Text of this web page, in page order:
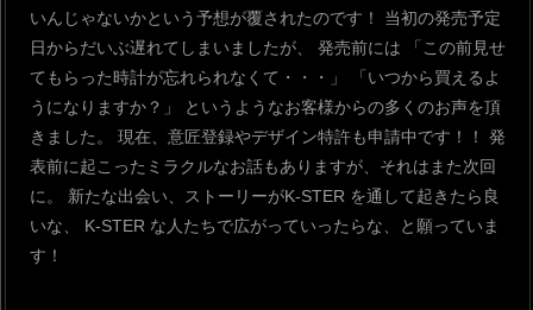
いんじゃないかという予想が覆されたのです！
当初の発売予定
日からだいぶ遅れてしまいましたが、
発売前には 「この前見せ
てもらった時計が忘れられなくて・・・」
「いつから買えるよ
うになりますか？」
というようなお客様からの多くのお声を頂
きました。
現在、意匠登録やデザイン特許も申請中です！！
発
表前に起こったミラクルなお話もありますが、それはまた次回
に。
新たな出会い、ストーリーがK-STER を通して起きたら良
いな、
K-STER な人たちで広がっていったらな、と願っていま
す！